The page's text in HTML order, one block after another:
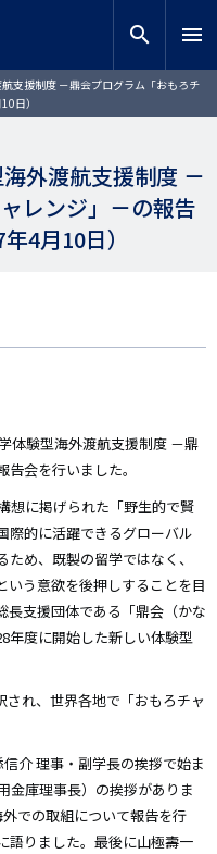
検索
search menu
支援制度 －鼎会プログラム「おもろチ
日）
外渡航支援制度 －
レンジ」－の報告
4月10日）
体験型海外渡航支援制度 －鼎
会を行いました。
想に掲げられた「野生的で賢
際的に活躍できるグローバル
め、既製の留学ではなく、
う意欲を後押しすることを目
長支援団体である「鼎会（かな
年度に開始した新しい体験型
れ、世界各地で「おもろチャ
介 理事・副学長の挨拶で始ま
金庫理事長）の挨拶がありま
での取組について報告を行
語りました。最後に山極壽一